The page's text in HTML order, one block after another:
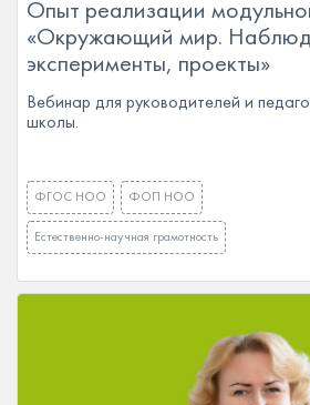
Опыт реализации
«Окружающий мир.
эксперименты, проекты»
Вебинар для руководителей и
школы.
ФГОС НОО ФОП НОО
Естественно-научная грамотность